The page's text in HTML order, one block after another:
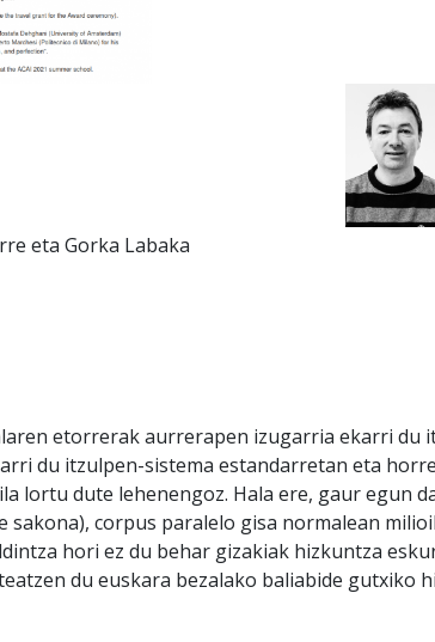
eta Gorka Labaka
etorrerak aurrerapen izugarria ekarri du
du itzulpen-sistema estandarretan eta
lortu dute lehenengoz. Hala ere, gaur egun
corpus paralelo gisa normalean
hori ez du behar gizakiak hizkuntza
du euskara bezalako baliabide gutxiko